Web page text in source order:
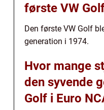
første VW
Den første VW Golf
generation i 1974.
Hvor mange
den syvende
Golf i Euro